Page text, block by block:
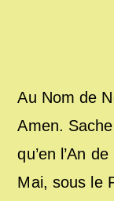
Au Nom de
Amen.
qu’en l’An
Mai, sous le